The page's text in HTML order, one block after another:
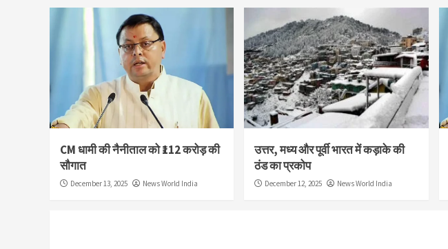
CM धामी की नैनीताल को ₹112 करोड़ की
सौगात
December 13, 2025 News World India
उत्तर, मध्य और पूर्वी भारत में कड़ाके की
ठंड का प्रकोप
December 12, 2025 News World India